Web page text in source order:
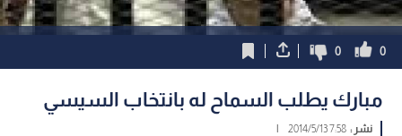
0
0
مبارك يطلب السماح له بانتخاب السيسي
نشر :7:58 2014/5/13
|